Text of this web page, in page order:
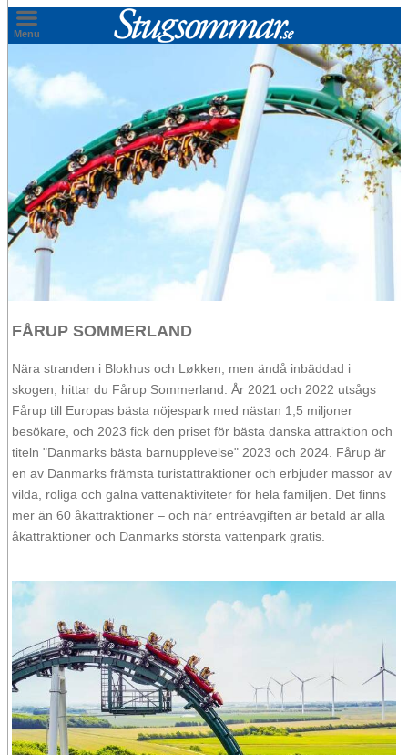
Menu
×
Din trygghet
Tjäna pengar
Marknadsföring
Husägare berättar
Din skatt
Kontakt
Ladda ner broschyrer
FÅRUP SOMMERLAND
Nära stranden i Blokhus och Løkken, men ändå inbäddad i
skogen, hittar du Fårup Sommerland. År 2021 och 2022 utsågs
Fårup till Europas bästa nöjespark med nästan 1,5 miljoner
besökare, och 2023 fick den priset för bästa danska attraktion och
titeln "Danmarks bästa barnupplevelse" 2023 och 2024. Fårup är
en av Danmarks främsta turistattraktioner och erbjuder massor av
vilda, roliga och galna vattenaktiviteter för hela familjen. Det finns
mer än 60 åkattraktioner – och när entréavgiften är betald är alla
åkattraktioner och Danmarks största vattenpark gratis.